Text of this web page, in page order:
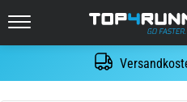
tut